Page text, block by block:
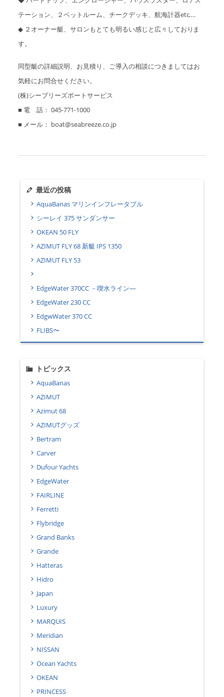
テーション、２ベットルーム、チークデッキ、航海計器etc….
◆ ２オーナー艇、サロンもとても明るい感じと広々しておりま
す。
同型艇の詳細説明、お見積り、ご導入の相談につきましてはお
気軽にお問合せください。
(株)シーブリーズボートサービス
■ 電 話： 045-771-1000
■ メール： boat@seabreeze.co.jp
最近の投稿
AquaBanas マリンインフレータブル
シーレイ 375 サンダンサー
OKEAN 50 FLY
AZIMUT FLY 68 新艇 IPS 1350
AZIMUT FLY 53
EdgeWater 370CC －喫水ライン―
EdgeWater 230 CC
EdgwWater 370 CC
FLIBS〜
トピックス
AquaBanas
AZIMUT
Azimut 68
AZIMUTグッズ
Bertram
Carver
Dufour Yachts
EdgeWater
FAIRLINE
Ferretti
Flybridge
Grand Banks
Grande
Hatteras
Hidro
Japan
Luxury
MARQUIS
Meridian
NISSAN
Ocean Yachts
OKEAN
PRINCESS